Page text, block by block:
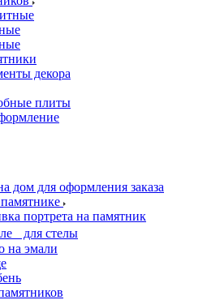
декора
плиты
дом для оформления заказа
портрета на памятник
для стелы
на эмали